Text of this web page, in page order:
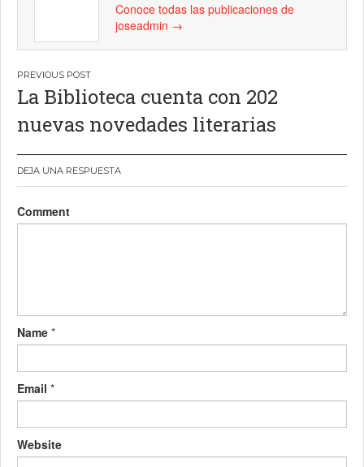
Conoce todas las publicaciones de
joseadmin →
Navegación
de
entradas
La Biblioteca cuenta con 202
nuevas novedades literarias
DEJA UNA RESPUESTA
Comment
Name *
Email *
Website